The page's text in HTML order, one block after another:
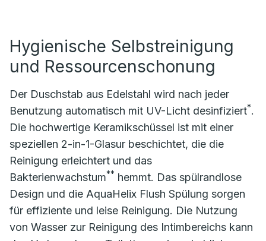
Hygienische Selbstreinigung
und Ressourcenschonung
Der Duschstab aus Edelstahl wird nach jeder
Benutzung automatisch mit UV-Licht desinfiziert*.
Die hochwertige Keramikschüssel ist mit einer
speziellen 2-in-1-Glasur beschichtet, die die
Reinigung erleichtert und das
Bakterienwachstum** hemmt. Das spülrandlose
Design und die AquaHelix Flush Spülung sorgen
für effiziente und leise Reinigung. Die Nutzung
von Wasser zur Reinigung des Intimbereichs kann